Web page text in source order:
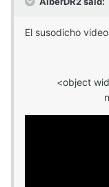
El susodicho video
<object